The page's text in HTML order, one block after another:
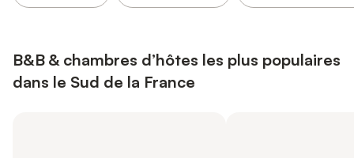
B&B & chambres d’hôtes les plus populaires
dans le Sud de la France